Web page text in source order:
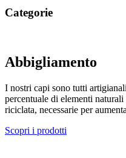
Categorie
Abbigliamento
I nostri capi sono tutti
percentuale di elementi
riciclata, necessarie per
Scopri i prodotti